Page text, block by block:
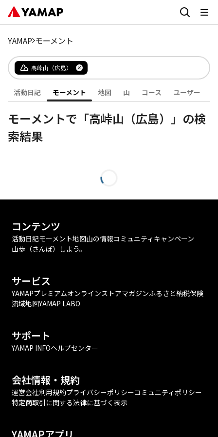
YAMAP モーメント
高峠山（広島）
活動日記 モーメント 地図 山 コース ユーザー
モーメントで「高峠山（広島）」の検
索結果
コンテンツ
活動日記モーメント地図山の情報コミュニティ キャンペーン
山歩（さんぽ）しよう。
サービス
YAMAPプレミアムオンラインストアマガジンふるさと納税保険
流域地図YAMAP LABO
サポート
YAMAP INFOヘルプセンター
会社情報・規約
運営会社利用規約プライバシーポリシーコミュニティポリシー
特定商取引に関する法律に基づく表示